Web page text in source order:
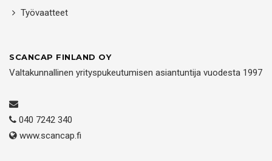
Työvaatteet
SCANCAP FINLAND OY
Valtakunnallinen yrityspukeutumisen asiantuntija vuodesta 1997
040 7242 340
www.scancap.fi